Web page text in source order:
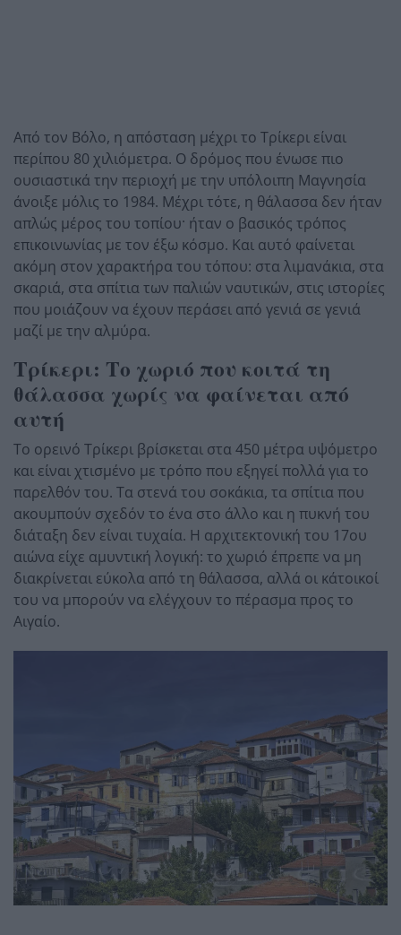
Από τον Βόλο, η απόσταση μέχρι το Τρίκερι είναι
περίπου 80 χιλιόμετρα. Ο δρόμος που ένωσε πιο
ουσιαστικά την περιοχή με την υπόλοιπη Μαγνησία
άνοιξε μόλις το 1984. Μέχρι τότε, η θάλασσα δεν ήταν
απλώς μέρος του τοπίου· ήταν ο βασικός τρόπος
επικοινωνίας με τον έξω κόσμο. Και αυτό φαίνεται
ακόμη στον χαρακτήρα του τόπου: στα λιμανάκια, στα
σκαριά, στα σπίτια των παλιών ναυτικών, στις ιστορίες
που μοιάζουν να έχουν περάσει από γενιά σε γενιά
μαζί με την αλμύρα.
Τρίκερι: Το χωριό που κοιτά τη
θάλασσα χωρίς να φαίνεται από
αυτή
Το ορεινό Τρίκερι βρίσκεται στα 450 μέτρα υψόμετρο
και είναι χτισμένο με τρόπο που εξηγεί πολλά για το
παρελθόν του. Τα στενά του σοκάκια, τα σπίτια που
ακουμπούν σχεδόν το ένα στο άλλο και η πυκνή του
διάταξη δεν είναι τυχαία. Η αρχιτεκτονική του 17ου
αιώνα είχε αμυντική λογική: το χωριό έπρεπε να μη
διακρίνεται εύκολα από τη θάλασσα, αλλά οι κάτοικοί
του να μπορούν να ελέγχουν το πέρασμα προς το
Αιγαίο.